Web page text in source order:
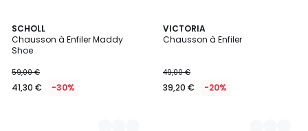
SCHOLL
Chausson à Enfiler Maddy
Shoe
59,00 €
41,30 € -30%
3
Couleurs
VICTORIA
Chausson à Enfiler
49,00 €
39,20 € -20%
2
Couleurs